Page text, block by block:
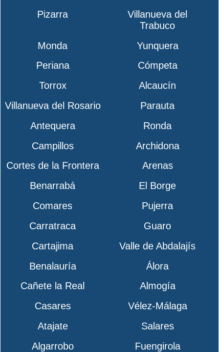
Pizarra
Villanueva del
Trabuco
Monda
Yunquera
Periana
Cómpeta
Torrox
Alcaucín
Villanueva del Rosario
Parauta
Antequera
Ronda
Campillos
Archidona
Cortes de la Frontera
Arenas
Benarrabá
El Borge
Comares
Pujerra
Carratraca
Guaro
Cartajima
Valle de Abdalajís
Benalauría
Álora
Cañete la Real
Almogía
Casares
Vélez-Málaga
Atajate
Salares
Algarrobo
Fuengirola